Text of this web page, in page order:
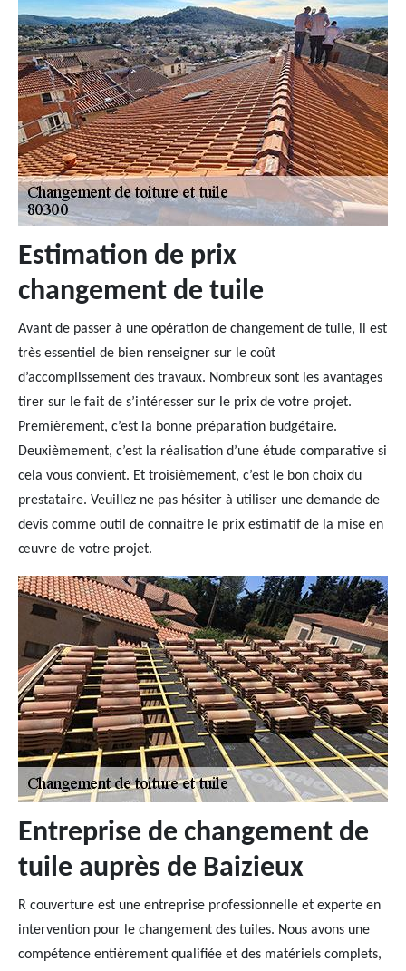
Estimation de prix
changement de tuile
Avant de passer à une opération de changement de tuile, il est
très essentiel de bien renseigner sur le coût
d’accomplissement des travaux. Nombreux sont les avantages
tirer sur le fait de s’intéresser sur le prix de votre projet.
Premièrement, c’est la bonne préparation budgétaire.
Deuxièmement, c’est la réalisation d’une étude comparative si
cela vous convient. Et troisièmement, c’est le bon choix du
prestataire. Veuillez ne pas hésiter à utiliser une demande de
devis comme outil de connaitre le prix estimatif de la mise en
œuvre de votre projet.
Entreprise de changement de
tuile auprès de Baizieux
R couverture est une entreprise professionnelle et experte en
intervention pour le changement des tuiles. Nous avons une
compétence entièrement qualifiée et des matériels complets,